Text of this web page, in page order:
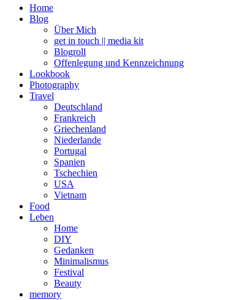
Home
Blog
Über Mich
get in touch || media kit
Blogroll
Offenlegung und Kennzeichnung
Lookbook
Photography
Travel
Deutschland
Frankreich
Griechenland
Niederlande
Portugal
Spanien
Tschechien
USA
Vietnam
Food
Leben
Home
DIY
Gedanken
Minimalismus
Festival
Beauty
memory